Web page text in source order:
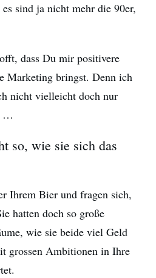
sind ja nicht mehr die 90er,
dass Du mir positivere
Marketing bringst. Denn ich
nicht vielleicht doch nur
…
so, wie sie sich das
Ihrem Bier und fragen sich,
hatten doch so große
wie sie beide viel Geld
grossen Ambitionen in Ihre